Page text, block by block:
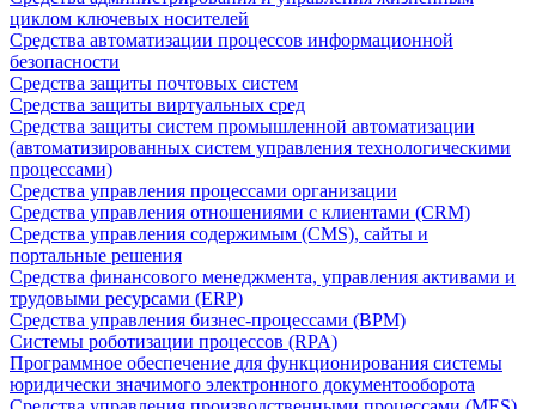
циклом ключевых носителей
Средства автоматизации процессов информационной
безопасности
Средства защиты почтовых систем
Средства защиты виртуальных сред
Средства защиты систем промышленной автоматизации
(автоматизированных систем управления технологическими
процессами)
Средства управления процессами организации
Средства управления отношениями с клиентами (CRM)
Средства управления содержимым (CMS), сайты и
портальные решения
Средства финансового менеджмента, управления активами и
трудовыми ресурсами (ERP)
Средства управления бизнес-процессами (BPM)
Системы роботизации процессов (RPA)
Программное обеспечение для функционирования системы
юридически значимого электронного документооборота